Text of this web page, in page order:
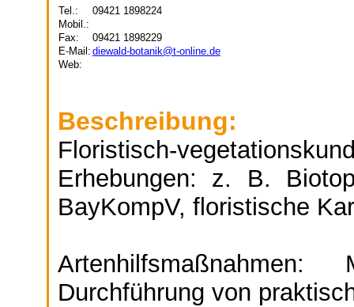
Tel.:
09421 1898224
Mobil.:
Fax:
09421 1898229
E-Mail: diewald-botanik@t-online.de
Web:
Beschreibung:
Floristisch-
Erhebungen: z. B.
BayKompV, floristische
Durchführung von